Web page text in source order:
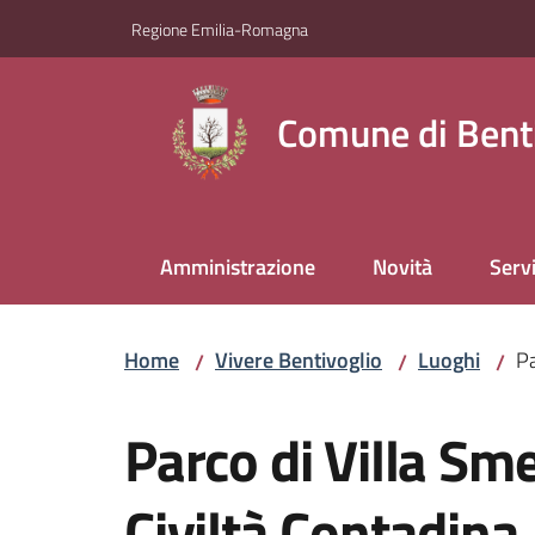
Regione Emilia-Romagna
Comune di
Amministrazione Novità
Home / Vivere Bentivoglio / Luoghi /
Parco di Villa